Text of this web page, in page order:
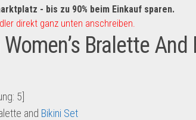
- bis zu 90% beim Einkauf sparen.
direkt ganz unten anschreiben.
Bralette
5
and Bikini Set